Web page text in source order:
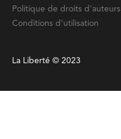
Politique de droits d'auteurs
Conditions d'utilisation
La Liberté © 2023